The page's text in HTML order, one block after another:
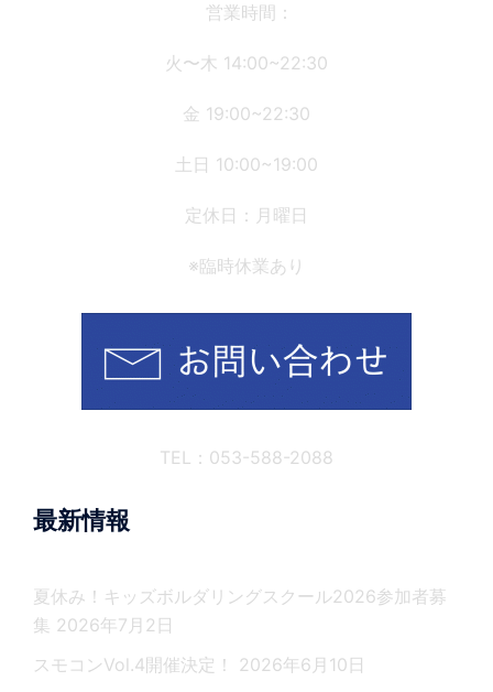
営業時間：
火〜木 14:00~22:30
金 19:00~22:30
土日 10:00~19:00
定休日：月曜日
※臨時休業あり
TEL：053-588-2088
最新情報
夏休み！キッズボルダリングスクール2026参加者募
集 2026年7月2日
スモコンVol.4開催決定！
2026年6月10日